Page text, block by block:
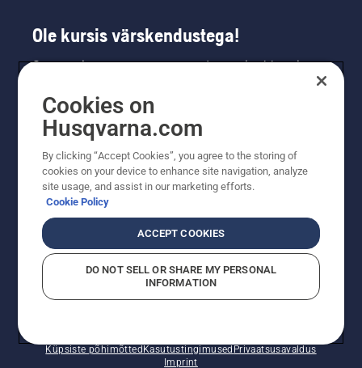
Ole kursis värskendustega!
Saa uusimat teavet uute toodete, eripakkumiste
saamiseks siin.
Küpsiste põhimõttedKasutustingimused Privaatsusavaldus
Imprint
Cookies on
Husqvarna.com
By clicking “Accept Cookies”, you agree to the storing of
cookies on your device to enhance site navigation, analyze
site usage, and assist in our marketing efforts.
Cookie Policy
ACCEPT COOKIES
DO NOT SELL OR SHARE MY PERSONAL
INFORMATION